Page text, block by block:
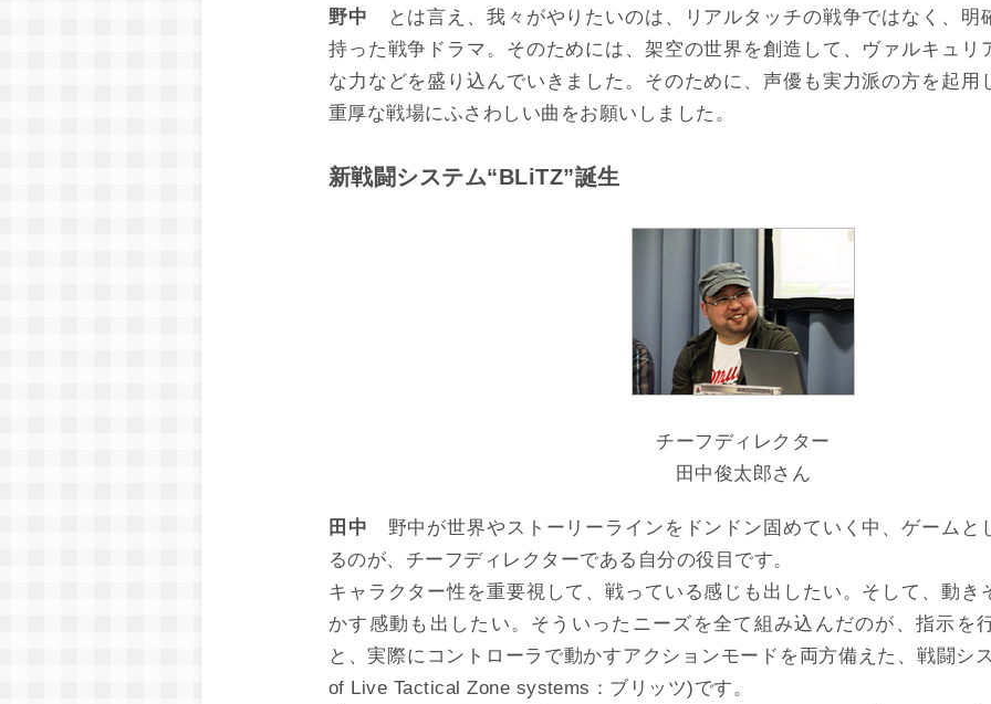
野中 とは言え、我々がやりたいのは、リアルタッチの戦争ではなく、明
持った戦争ドラマ。そのためには、架空の世界を創造して、ヴァルキュリ
な力などを盛り込んでいきました。そのために、声優も実力派の方を起用
重厚な戦場にふさわしい曲をお願いしました。
新戦闘システム“BLiTZ”誕生
チーフディレクター
田中俊太郎さん
田中 野中が世界やストーリーラインをドンドン固めていく中、ゲームと
るのが、チーフディレクターである自分の役目です。
キャラクター性を重要視して、戦っている感じも出したい。そして、動き
かす感動も出したい。そういったニーズを全て組み込んだのが、指示を
と、実際にコントローラで動かすアクションモードを両方備えた、戦闘シ
of Live Tactical Zone systems：ブリッツ)です。